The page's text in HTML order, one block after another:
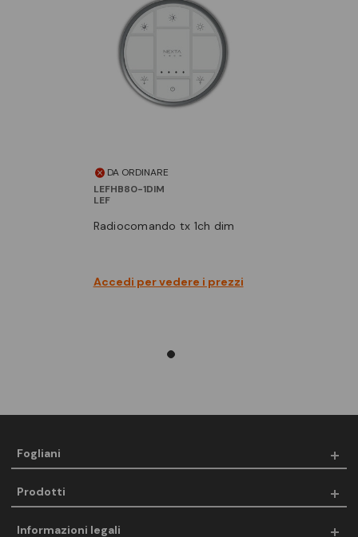
DA ORDINARE
LEFHB80-1DIM
LEF
radiocomando tx 1ch dim
Accedi per vedere i prezzi
Fogliani
Prodotti
Informazioni legali